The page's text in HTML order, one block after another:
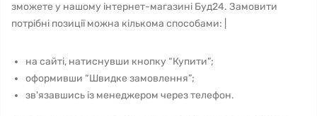
зможете у нашому інтернет-магазині Буд24. Замовити
потрібні позиції можна кількома способами: |
на сайті, натиснувши кнопку “Купити”;
оформивши “Швидке замовлення”;
зв'язавшись із менеджером через телефон.